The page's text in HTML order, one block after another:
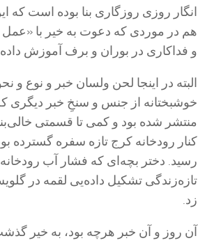
انگار روزی روزگاری بنا بوده است که
هم در موردی که دعوت به خیر با
و فداکاری در بوران و برف آموزش
البته در اینجا لحن ولسان خبر و نوع
خوشبختانه از جنس و سنخِ خبر دیگری
منتشر شده بود و کمی تا قسمتی
کنار رودخانه کرج تازه سفره گسترده
رسید. دختر بچه‌ای که فشار آب
تازه‌زندگی تشکیل داده‌یی لقمه در
زد.
آن روز و آن خبر هرچه بود، به خیر